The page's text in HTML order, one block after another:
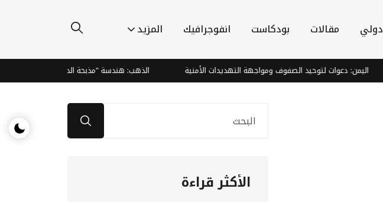
دولي مقالات بودكاست انفوجرافيك المزيد
اليمن: دعوات لتوحيد الصفوف ومواجهة التهديدات الأمنية الذهب: هندسة "مذبحة الدببة" وصعود صاروخي
الأكثر قراءة